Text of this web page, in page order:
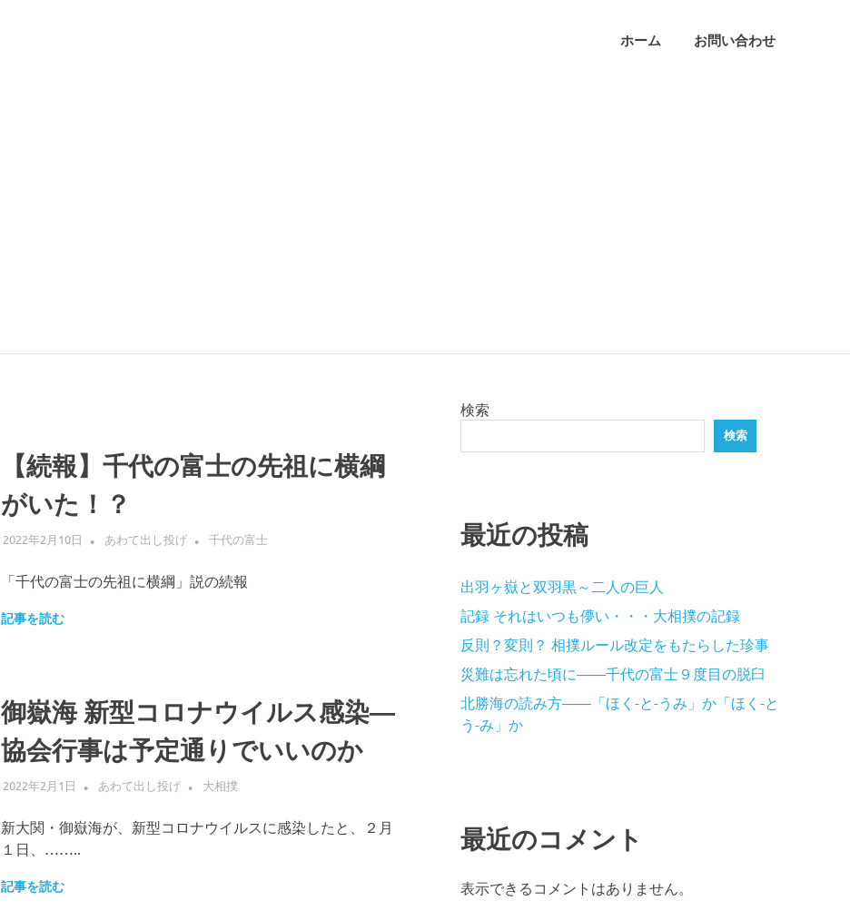
ホーム お問い合わせ
【続報】千代の富士の先祖に横綱
がいた！？
2022年2月10日 あわて出し投げ 千代の富士
「千代の富士の先祖に横綱」説の続報
記事を読む
御嶽海 新型コロナウイルス感染―
協会行事は予定通りでいいのか
2022年2月1日 あわて出し投げ 大相撲
新大関・御嶽海が、新型コロナウイルスに感染したと、２月
１日、……..
記事を読む
検索
検索
最近の投稿
出羽ヶ嶽と双羽黒～二人の巨人
記録 それはいつも儚い・・・大相撲の記録
反則？変則？ 相撲ルール改定をもたらした珍事
災難は忘れた頃に――千代の富士９度目の脱臼
北勝海の読み方――「ほく-と-うみ」か「ほく-と
う-み」か
最近のコメント
表示できるコメントはありません。